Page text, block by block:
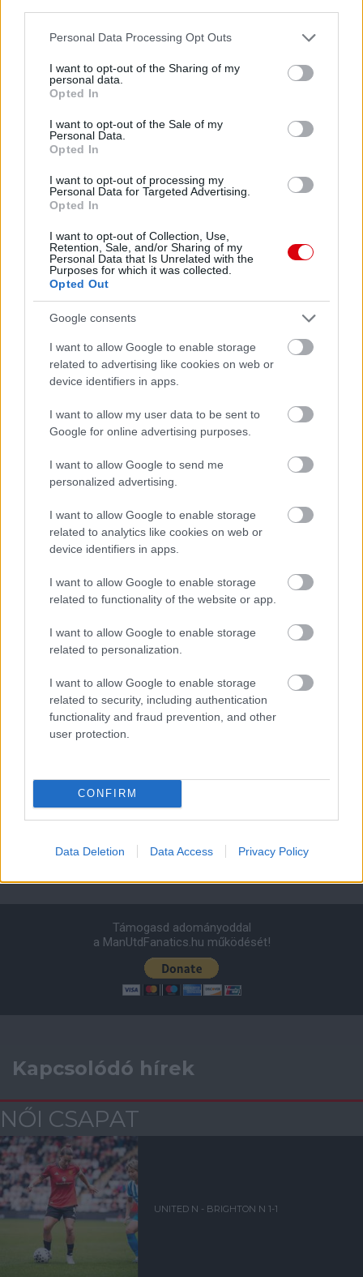
Please note that this website/app uses one or more Google
not limited to your visit or usage behaviour. You may click to
grant or deny consent to Google and its third-party tags to
use your data for below specified purposes in below Google
consent section.
Personal Data Processing Opt Outs
I want to opt-out of the Sharing of my
personal data.
Opted In
I want to opt-out of the Sale of my
Personal Data.
Opted In
I want to opt-out of processing my
Personal Data for Targeted Advertising.
Opted In
I want to opt-out of Collection, Use,
Retention, Sale, and/or Sharing of my
Personal Data that Is Unrelated with the
Purposes for which it was collected.
Opted Out
Google consents
I want to allow Google to enable storage
related to advertising like cookies on web or
device identifiers in apps.
I want to allow my user data to be sent to
Google for online advertising purposes.
I want to allow Google to send me
personalized advertising.
I want to allow Google to enable storage
related to analytics like cookies on web or
device identifiers in apps.
I want to allow Google to enable storage
related to functionality of the website or app.
I want to allow Google to enable storage
related to personalization.
I want to allow Google to enable storage
related to security, including authentication
functionality and fraud prevention, and other
user protection.
CONFIRM
Data Deletion Data Access Privacy Policy
Meccs Center
Paris Saint-Germainvs
Felkészülési szezon 4. mérkőzés
2026-08-08 17:00
AC MilanvsManchester United2026-08-15 18:00
ELŐZŐ MÉRKŐZÉSEK
Támogasd adományoddal
a ManUtdFanatics.hu működését!
Kapcsolódó hírek
NŐI CSAPAT
UNITED N - BRIGHTON N 1-1